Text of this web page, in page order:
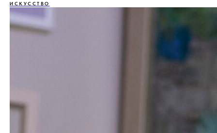
ИСКУССТВО